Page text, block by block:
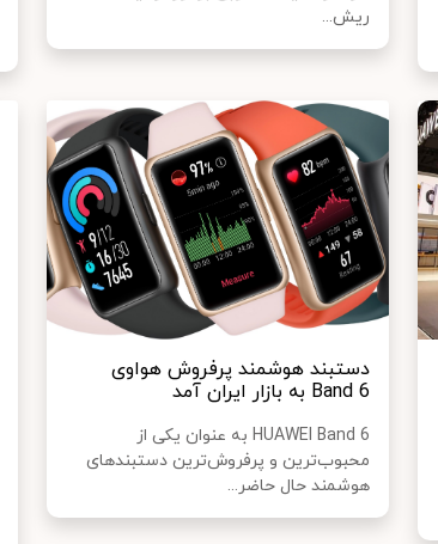
ریش...
دستبند هوشمند پرفروش هواوی
Band 6 به بازار ایران آمد
HUAWEI Band 6 به عنوان یکی از
محبوب‌ترین و پرفروش‌ترین دستبندهای
هوشمند حال حاضر...